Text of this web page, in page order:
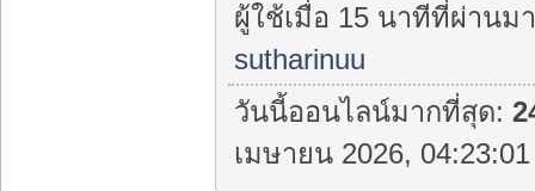
ผู้ใช้เมื่อ 15 นาทีที่ผ่านม
sutharinuu
วันนี้ออนไลน์มากที่สุด:
เมษายน 2026,